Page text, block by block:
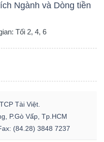
Ngành và Dòng tiền
Tối 2, 4, 6
Tài Việt.
P.Gò Vấp, Tp.HCM
(84.28) 3848 7237